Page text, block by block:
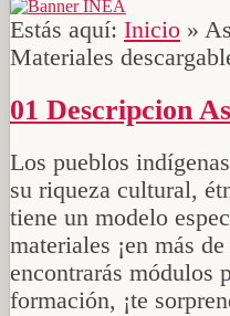
Estás aquí: Inicio »
Materiales
01 Descripcion
Los pueblos
su riqueza cultural,
tiene un modelo
materiales ¡en más
encontrarás módulos
formación, ¡te